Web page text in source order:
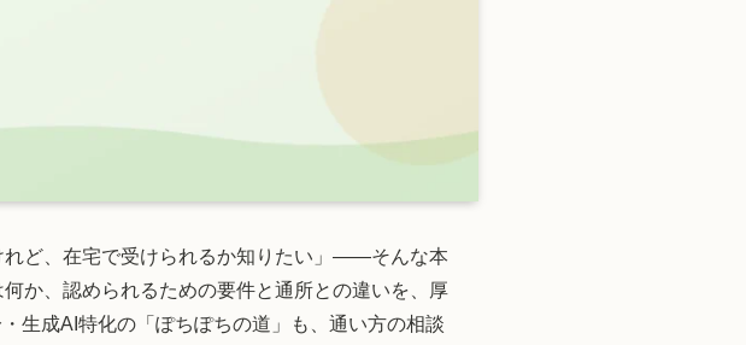
れど、在宅で受けられるか知りたい」——そんな本
か、認められるための要件と通所との違いを、厚
生成AI特化の「ぽちぽちの道」も、通い方の相談